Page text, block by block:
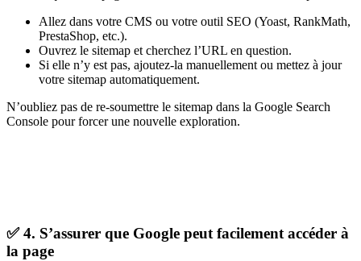
Allez dans votre CMS ou votre outil SEO (Yoast, RankMath,
PrestaShop, etc.).
Ouvrez le sitemap et cherchez l’URL en question.
Si elle n’y est pas, ajoutez-la manuellement ou mettez à jour
votre sitemap automatiquement.
N’oubliez pas de re-soumettre le sitemap dans la Google Search
Console pour forcer une nouvelle exploration.
✅ 4. S’assurer que Google peut facilement accéder à
la page